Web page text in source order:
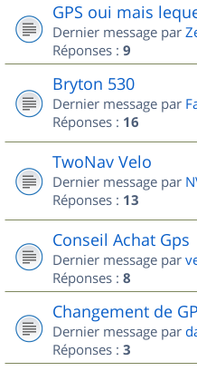
GPS oui mais
Dernier message par
Réponses : 9
Bryton 530
Dernier message par
Réponses : 16
TwoNav Velo
Dernier message par
Réponses : 13
Conseil Achat Gps
Dernier message par
Réponses : 8
Changement de
Dernier message par
Réponses : 3